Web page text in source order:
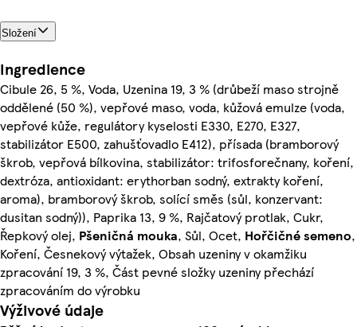
Složení
Ingredience
Cibule 26, 5 %, Voda, Uzenina 19, 3 % (drůbeží maso strojně
oddělené (50 %), vepřové maso, voda, kůžová emulze (voda,
vepřové kůže, regulátory kyselosti E330, E270, E327,
stabilizátor E500, zahušťovadlo E412), přísada (bramborový
škrob, vepřová bílkovina, stabilizátor: trifosforečnany, koření,
dextróza, antioxidant: erythorban sodný, extrakty koření,
aroma), bramborový škrob, solící směs (sůl, konzervant:
dusitan sodný)), Paprika 13, 9 %, Rajčatový protlak, Cukr,
Řepkový olej, Pšeničná mouka, Sůl, Ocet, Hořčičnésemeno,
Koření, Česnekový výtažek, Obsah uzeniny v okamžiku
zpracování 19, 3 %, Část pevné složky uzeniny přechází
zpracováním do výrobku
Výživové údaje